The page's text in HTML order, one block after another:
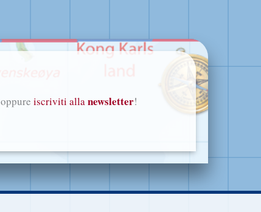
oppure iscriviti allanewsletter!